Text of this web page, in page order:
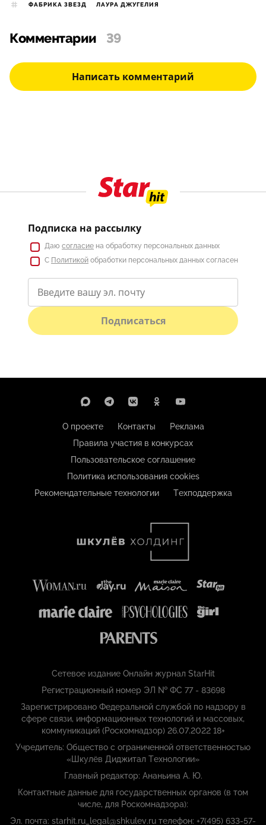
ФАБРИКА ЗВЕЗД ЛАУРА ДЖУГЕЛИЯ
Комментарии 39
Написать комментарий
Подписка на рассылку
Даю согласие на обработку персональных данных
С Политикой обработки персональных данных согласен
Подписаться
О проекте Контакты
Реклама
Правила участия в конкурсах
Пользовательское соглашение
Политика использования cookies
Рекомендательные технологии
Техподдержка
Сетевое издание Онлайн журнал StarHit
Регистрационный номер ЭЛ № ФС 77 - 83698
Зарегистрировано Федеральной службой по надзору в
сфере связи, информационных технологий и массовых,
коммуникаций (Роскомнадзор) 26.07.2022 18+
Учредитель: Общество с ограниченной ответственностью
«Шкулёв Диджитал Технологии»
Главный редактор: Ананьина А. Ю.
Контактные данные для государственных органов (в том
числе, для Роскомнадзора):
Эл. почта: starhit.ru_legal@shkulev.ru телефон: +7(495) 633-57-